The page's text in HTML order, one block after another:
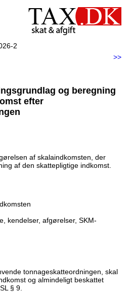
2
>>
og beregning
efter
af skalaindkomsten, der
af den skattepligtige indkomst.
kendelser, afgørelser, SKM-
tonnageskatteordningen, skal
og almindeligt beskattet
§ 9.